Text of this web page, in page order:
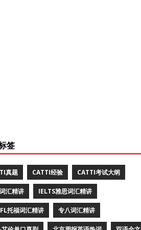
签
真题 CATTI经验 CATTI考试大纲
汇精讲 IELTS雅思词汇精讲
托福词汇精讲 专八词汇精讲